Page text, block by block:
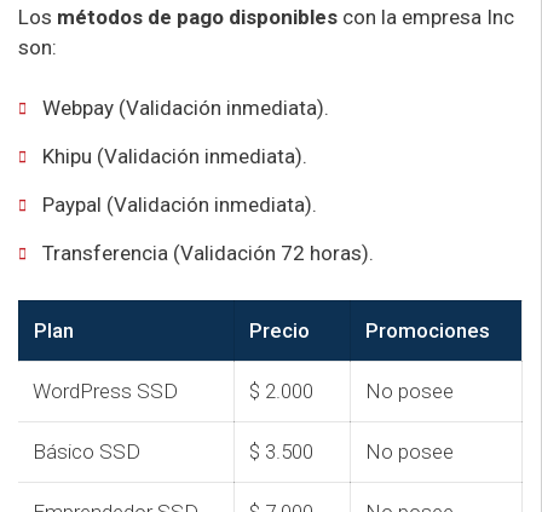
Los métodos de pago disponibles con la empresa Inc
son:
Webpay (Validación inmediata).
Khipu (Validación inmediata).
Paypal (Validación inmediata).
Transferencia (Validación 72 horas).
Plan Precio Promociones
WordPress SSD $ 2.000 No posee
Básico SSD $ 3.500 No posee